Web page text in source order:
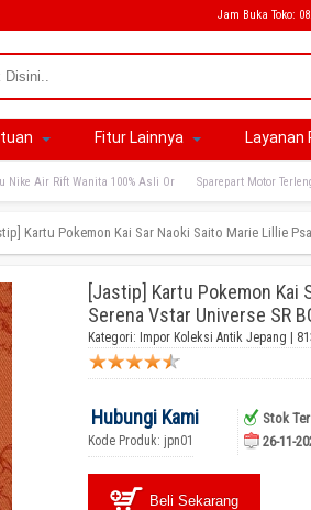
Jam Buka Toko:
Fitur Lainnya Layanan
Nike Air Rift Wanita 100% Asli Or Sparepart Motor
Kartu Pokemon Kai Sar Naoki Saito Marie Lillie
[Jastip] Kartu Pokemon Kai
Serena Vstar Universe SR
Kategori: Impor Koleksi Antik Jepang |
Hubungi Kami
Kode Produk: jpn01
Stok
26-11-
Beli Sekarang